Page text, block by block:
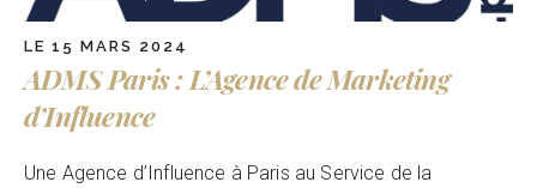
LE 15 MARS 2024
ADMS Paris : L’Agence de Marketing
d’Influence
Une Agence d’Influence à Paris au Service de la